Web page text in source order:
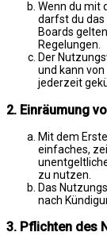
Wenn du mit
darfst du das
Boards
Regelungen.
Der
und kann
jederzeit
2. Einräumung
Mit dem
einfaches,
zu nutzen.
Das
nach
3. Pflichten des